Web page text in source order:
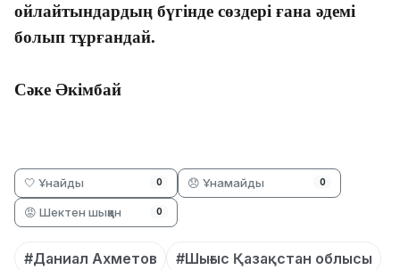
ойлайтындардың бүгінде сөздері ғана әдемі
болып тұрғандай.
Сәке Әкімбай
🤍 Ұнайды 0 😞 Ұнамайды 0
😡 Шектен шыққан 0
#Даниал Ахметов
#Шығыс Қазақстан облысы